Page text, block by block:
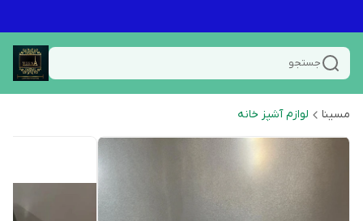
جستجو
مسینا لوازم آشپز خانه